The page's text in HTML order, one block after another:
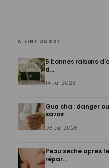
À LIRE AUSSI
5 bonnes raisons
d...
14 Jul 2026
Gua sha : danger
savoir
08 Jul 2026
Peau sèche après
répar...